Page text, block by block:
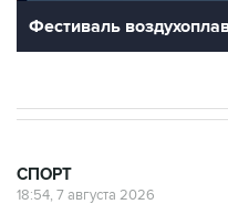
Фестиваль
СПОРТ
18:54, 7 августа 2026